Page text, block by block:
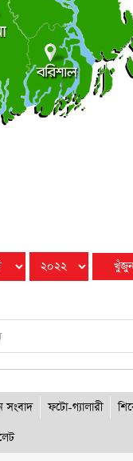
লিমিটেডে চাকরির
ক্যাডেট পদে চাকরি
আহত পরিবারের ১০
সংবাদ ফটো-গ্যালারী